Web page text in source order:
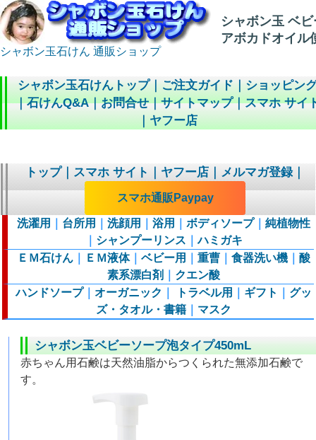
シャボン玉石けん 通販ショップ
シャボン玉 ベ
アボカドオイ
シャボン玉石けんトップ｜ご注文ガイド｜ショッピン
｜石けんQ&A｜お問合せ｜サイトマップ｜スマホ サイ
｜ヤフー店
トップ｜スマホ サイト｜ヤフー店｜メルマガ登録｜
スマホ通販Paypay
洗濯用 台所用 洗顔用 浴用 ボディソープ｜ 純植物性
シャンプーリンス ｜ハミガキ
ＥＭ石けん
ＥＭ液体｜ ベビー用 重曹 食器洗い機
酸
素系漂白剤
クエン酸
ハンドソープ｜ オーガニック トラベル用 ギフト
グッ
ズ・タオル・書籍
マスク
シャボン玉ベビーソープ泡タイプ450mL
赤ちゃん用石鹸は天然油脂からつくられた無添加石鹸で
す。